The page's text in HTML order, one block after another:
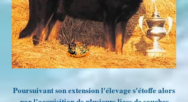
Poursuivant son extension l'élevage s'étoffe alors